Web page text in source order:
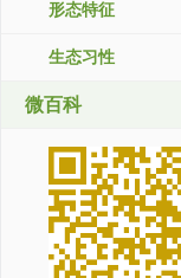
形态特征
生态习性
微百科